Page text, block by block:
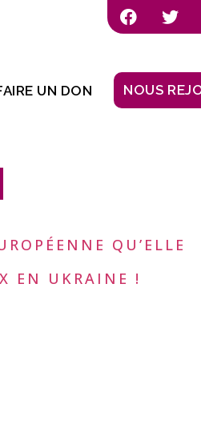
UN DON NOUS
QU’ELLE
EN UKRAINE !